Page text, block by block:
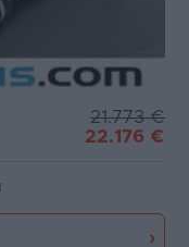
21.773 €
22.176 €